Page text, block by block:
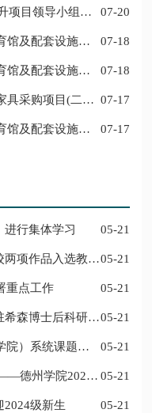
07-20
07-18
07-18
07-17
07-17
行集体学习 05-21
05-21
重点工作 05-21
05-21
05-21
05-21
级新生 05-21